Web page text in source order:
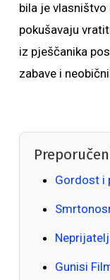
bila je vlasništvo
pokušavaju
iz pješčanika
zabave i
Gordost i
Gunisi